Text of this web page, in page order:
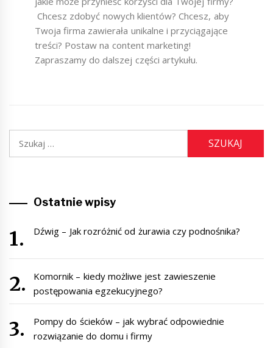
Chcesz zdobyć nowych klientów? Chcesz, aby
Twoja firma zawierała unikalne i przyciągające
treści? Postaw na content marketing!
Zapraszamy do dalszej części artykułu.
Ostatnie wpisy
Dźwig – Jak rozróżnić od żurawia czy podnośnika?
Komornik – kiedy możliwe jest zawieszenie
postępowania egzekucyjnego?
Pompy do ścieków – jak wybrać odpowiednie
rozwiązanie do domu i firmy